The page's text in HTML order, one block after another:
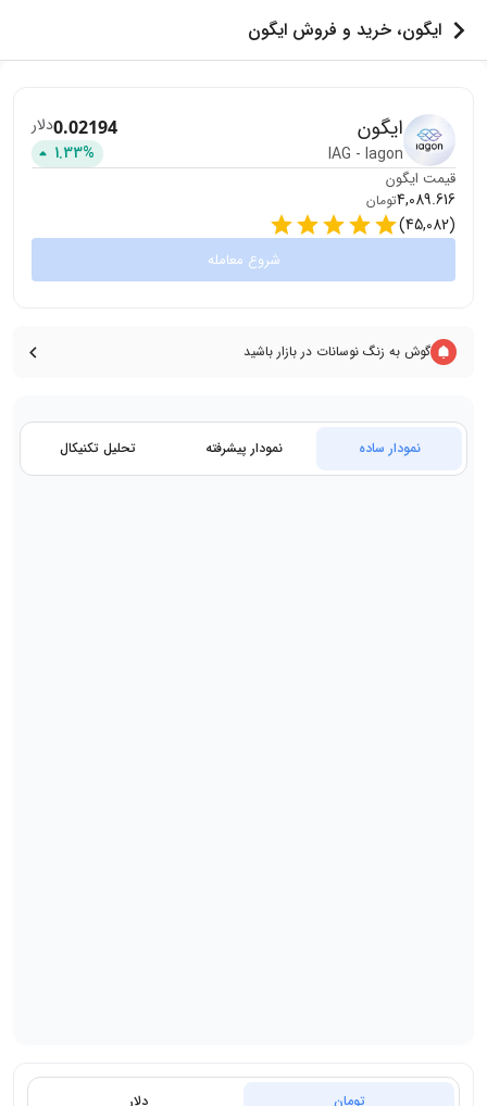
ایگون، خرید و فروش ایگون
ایگون
IAG - Iagon
0.02194دلار
1.33%
قیمت ایگون
4,089.616تومان
(
45,082
)
شروع معامله
گوش به زنگ نوسانات در بازار باشید
نمودار ساده نمودار پیشرفته تحلیل تکنیکال
تومان دلار